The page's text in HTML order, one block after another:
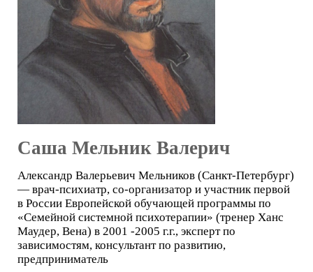
Саша Мельник Валерич
Александр Валерьевич Мельников (Санкт-Петербург)
— врач-психиатр, со-организатор и участник первой
в России Европейской обучающей программы по
«Семейной системной психотерапии» (тренер Ханс
Маудер, Вена) в 2001 -2005 г.г., эксперт по
зависимостям, консультант по развитию,
предприниматель